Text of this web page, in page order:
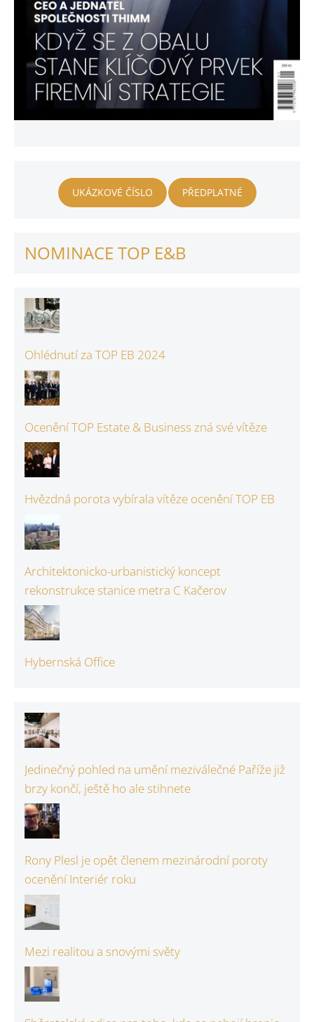
UKÁZKOVÉ ČÍSLO PŘEDPLATNÉ
NOMINACE TOP E&B
Ohlédnutí za TOP EB 2024
Ocenění TOP Estate & Business zná své vítěze
Hvězdná porota vybírala vítěze ocenění TOP EB
Architektonicko-urbanistický koncept
rekonstrukce stanice metra C Kačerov
Hybernská Office
Jedinečný pohled na umění meziválečné Paříže již
brzy končí, ještě ho ale stihnete
Rony Plesl je opět členem mezinárodní poroty
ocenění Interiér roku
Mezi realitou a snovými světy